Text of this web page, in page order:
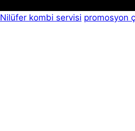
Nilüfer kombi servisi promosyon